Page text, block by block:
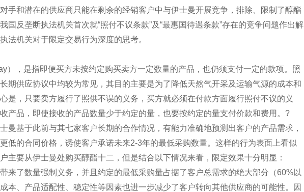
手和潜在的供应商只能在剩余的经销客户中与伊士曼开展竞争，排除、限制了醇酯
国反垄断执法机关首次就“照付不议条款”及“最惠国待遇条款”存在的竞争问题作出解
法机关对于限定交易行为深度的思考。
），是指即便买方未按约定购买卖方一定数量的产品，也仍须支付一定的款项。照
期供应协议中均较为常见，其目的主要是为了降低天然气开采及运输气源的成本和
是，只要卖方履行了照供不误的义务，买方就必须在付款方面履行照付不议的义
产品，即使接收的产品数量少于约定的量，也要按约定的量支付价款和费用。?
曼基于此前与其七家客户长期的合作情况，有能力准确地预测出客户的产品需求，
低的合同价格，诱使客户承诺未来2-3年的最低采购数量。这样的行为表面上看似
主要从伊士曼处购买醇酯十二，但是结合以下情况来看，限定效果十分明显：
来了数量强制义务，并且约定的最低采购量占据了客户总需求的绝大部分（60%以
本、产品适配性、稳定性等因素也进一步减少了客户转向其他供应商的可能性。因